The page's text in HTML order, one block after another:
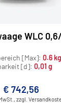
WLC
[Max]: 0.6 kg
[d]: 0,01 g
€ 742,56
zzgl.